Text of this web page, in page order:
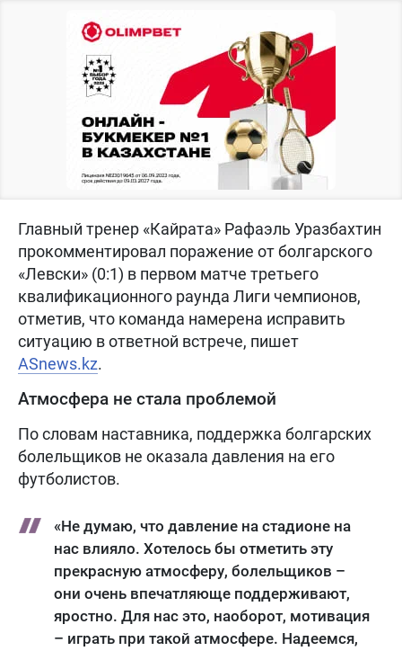
Главный тренер «Кайрата» Рафаэль Уразбахтин
прокомментировал поражение от болгарского
«Левски» (0:1) в первом матче третьего
квалификационного раунда Лиги чемпионов,
отметив, что команда намерена исправить
ситуацию в ответной встрече, пишет
ASnews.kz.
Атмосфера не стала проблемой
По словам наставника, поддержка болгарских
болельщиков не оказала давления на его
футболистов.
«Не думаю, что давление на стадионе на
нас влияло. Хотелось бы отметить эту
прекрасную атмосферу, болельщиков –
они очень впечатляюще поддерживают,
яростно. Для нас это, наоборот, мотивация
– играть при такой атмосфере. Надеемся,